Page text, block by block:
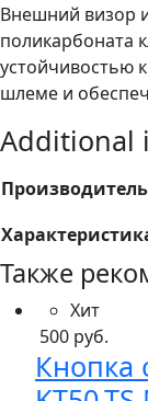
Внешний визор
поликарбоната
устойчивостью
шлеме и
Additional
Производитель
Также
Хит
500 руб.
Кнопка